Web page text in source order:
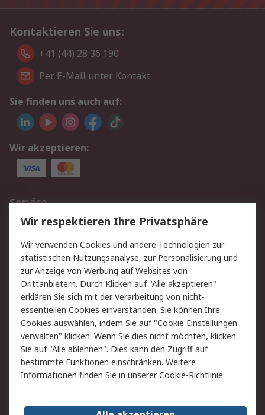
Kontaktieren Sie uns:
+41 (44) 28 36 190
Per E-Mail unter Kontakt
Sie finden uns auch auf:
Wir akzeptieren:
Service
Value Added Services
Lieferlösungen
Rücksendungen
Kontakt
Hilfe
Rechtliches
AGB
Datenschutz
Cookie-Richtlinie
Zahlungsbedingungen
Copyright/Impressum
Über RS
Karriere bei RS
Nachhaltigkeit
Wir respektieren Ihre Privatsphäre
Wir verwenden Cookies und andere Technologien zur
statistischen Nutzungsanalyse, zur Personalisierung und
zur Anzeige von Werbung auf Websites von
Drittanbietern. Durch Klicken auf "Alle akzeptieren"
erklären Sie sich mit der Verarbeitung von nicht-
essentiellen Cookies einverstanden. Sie können Ihre
Cookies auswählen, indem Sie auf "Cookie Einstellungen
verwalten" klicken. Wenn Sie dies nicht möchten, klicken
Sie auf "Alle ablehnen". Dies kann den Zugriff auf
bestimmte Funktionen einschränken. Weitere
Informationen finden Sie in unsererCookie-Richtlinie.